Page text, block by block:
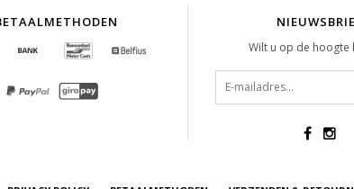
Wilt u op de hoogte